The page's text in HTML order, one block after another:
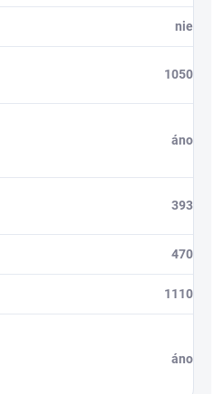
nie
1050
áno
393
470
1110
áno